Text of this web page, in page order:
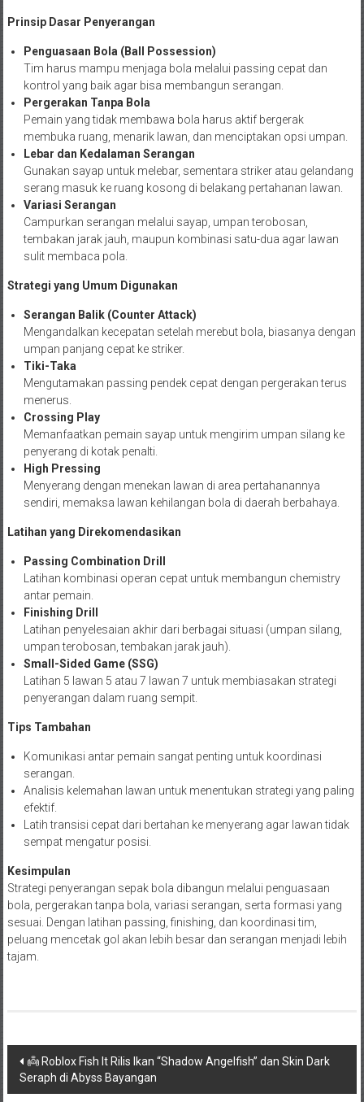
Prinsip Dasar Penyerangan
Penguasaan Bola (Ball Possession)
Tim harus mampu menjaga bola melalui passing cepat dan
kontrol yang baik agar bisa membangun serangan.
Pergerakan Tanpa Bola
Pemain yang tidak membawa bola harus aktif bergerak
membuka ruang, menarik lawan, dan menciptakan opsi umpan.
Lebar dan Kedalaman Serangan
Gunakan sayap untuk melebar, sementara striker atau gelandang
serang masuk ke ruang kosong di belakang pertahanan lawan.
Variasi Serangan
Campurkan serangan melalui sayap, umpan terobosan,
tembakan jarak jauh, maupun kombinasi satu-dua agar lawan
sulit membaca pola.
Strategi yang Umum Digunakan
Serangan Balik (Counter Attack)
Mengandalkan kecepatan setelah merebut bola, biasanya dengan
umpan panjang cepat ke striker.
Tiki-Taka
Mengutamakan passing pendek cepat dengan pergerakan terus
menerus.
Crossing Play
Memanfaatkan pemain sayap untuk mengirim umpan silang ke
penyerang di kotak penalti.
High Pressing
Menyerang dengan menekan lawan di area pertahanannya
sendiri, memaksa lawan kehilangan bola di daerah berbahaya.
Latihan yang Direkomendasikan
Passing Combination Drill
Latihan kombinasi operan cepat untuk membangun chemistry
antar pemain.
Finishing Drill
Latihan penyelesaian akhir dari berbagai situasi (umpan silang,
umpan terobosan, tembakan jarak jauh).
Small-Sided Game (SSG)
Latihan 5 lawan 5 atau 7 lawan 7 untuk membiasakan strategi
penyerangan dalam ruang sempit.
Tips Tambahan
Komunikasi antar pemain sangat penting untuk koordinasi
serangan.
Analisis kelemahan lawan untuk menentukan strategi yang paling
efektif.
Latih transisi cepat dari bertahan ke menyerang agar lawan tidak
sempat mengatur posisi.
Kesimpulan
Strategi penyerangan sepak bola dibangun melalui penguasaan
bola, pergerakan tanpa bola, variasi serangan, serta formasi yang
sesuai. Dengan latihan passing, finishing, dan koordinasi tim,
peluang mencetak gol akan lebih besar dan serangan menjadi lebih
tajam.
Navigasi
pos
👼 Roblox Fish It Rilis Ikan “Shadow Angelfish” dan Skin Dark
Seraph di Abyss Bayangan